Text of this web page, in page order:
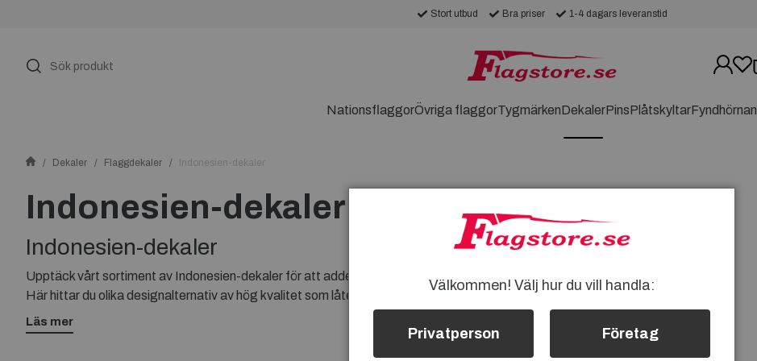
Stort utbud Bra priser 1-4 dagars leveranstid
NationsflaggorÖvriga flaggorTygmärkenDekalerPinsPlåtskyltarFyndhörnan
Dekaler Flaggdekaler Indonesien-dekaler
Indonesien-dekaler
Indonesien-dekaler
Upptäck vårt sortiment av Indonesien-dekaler för att addera en personlig touch till dina tillhörigheter.
Här hittar du olika designalternativ av hög kvalitet som låter dig visa upp din kärlek för Indonesien på
ett unikt sätt. Skapa en unik look på dina prylar med våra Indonesien-dekaler och ge dem en touch av
tropisk elegans.
Läs mer
Välkommen! Välj hur du vill handla:
Privatperson Företag